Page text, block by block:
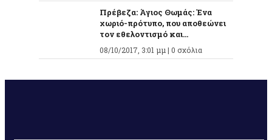
Πρέβεζα: Άγιος Θωμάς: Ένα
χωριό-πρότυπο, που αποθεώνει
τον εθελοντισμό και...
08/10/2017, 3:01 μμ | 0 σχόλια